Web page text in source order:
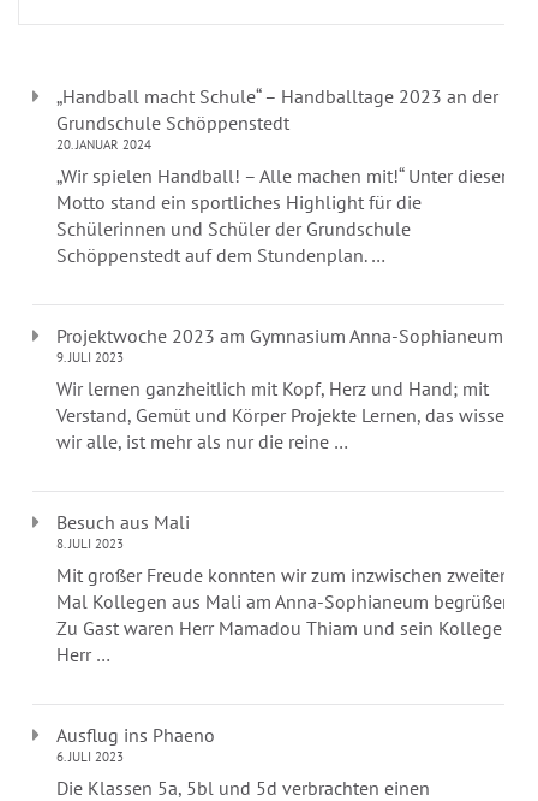
„Handball macht Schule“ – Handballtage 2023 an der
Grundschule Schöppenstedt
20. JANUAR 2024
„Wir spielen Handball! – Alle machen mit!“ Unter diesem
Motto stand ein sportliches Highlight für die
Schülerinnen und Schüler der Grundschule
Schöppenstedt auf dem Stundenplan. …
Projektwoche 2023 am Gymnasium Anna-Sophianeum
9. JULI 2023
Wir lernen ganzheitlich mit Kopf, Herz und Hand; mit
Verstand, Gemüt und Körper Projekte Lernen, das wissen
wir alle, ist mehr als nur die reine …
Besuch aus Mali
8. JULI 2023
Mit großer Freude konnten wir zum inzwischen zweiten
Mal Kollegen aus Mali am Anna-Sophianeum begrüßen.
Zu Gast waren Herr Mamadou Thiam und sein Kollege
Herr …
Ausflug ins Phaeno
6. JULI 2023
Die Klassen 5a, 5bl und 5d verbrachten einen